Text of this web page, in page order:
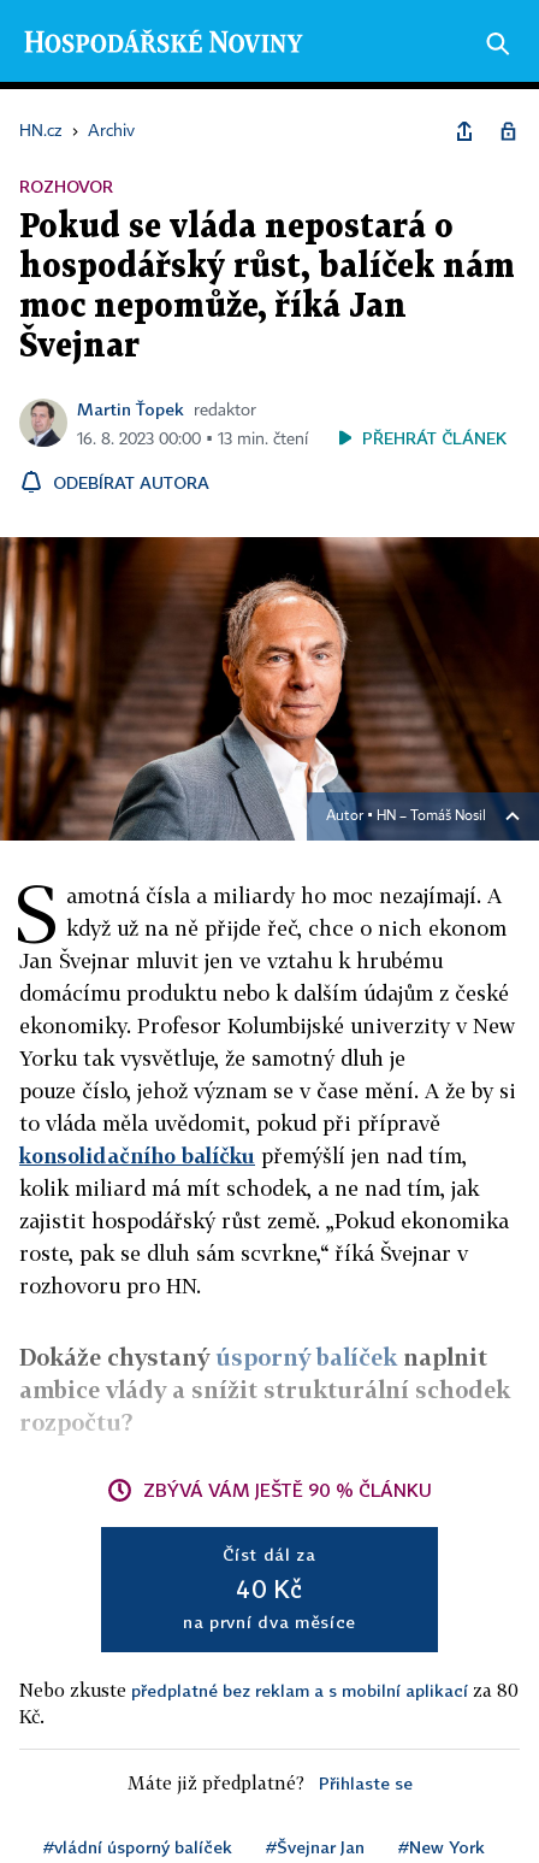
HN.cz › Archiv
ROZHOVOR
Pokud se vláda nepostará o
hospodářský růst, balíček nám
moc nepomůže, říká Jan
Švejnar
Martin Ťopek
redaktor
16. 8. 2023 00:00 ▪ 13 min. čtení
PŘEHRÁT ČLÁNEK
ODEBÍRAT AUTORA
Autor ▪ HN – Tomáš Nosil
S amotná čísla a miliardy ho moc nezajímají. A
když už na ně přijde řeč, chce o nich ekonom
Jan Švejnar mluvit jen ve vztahu k hrubému
domácímu produktu nebo k dalším údajům z české
ekonomiky. Profesor Kolumbijské univerzity v New
Yorku tak vysvětluje, že samotný dluh je
pouze číslo, jehož význam se v čase mění. A že by si
to vláda měla uvědomit, pokud při přípravě
konsolidačního balíčku přemýšlí jen nad tím,
kolik miliard má mít schodek, a ne nad tím, jak
zajistit hospodářský růst země. „Pokud ekonomika
roste, pak se dluh sám scvrkne,“ říká Švejnar v
rozhovoru pro HN.
Dokáže chystanýúsporný balíček naplnit
ambice vlády a snížit strukturální schodek
rozpočtu?
ZBÝVÁ VÁM JEŠTĚ 90 % ČLÁNKU
Číst dál za
40 Kč
na první dva měsíce
Nebo zkuste předplatné bez reklam a s mobilní aplikací za 80
Kč.
Máte již předplatné? Přihlaste se
#vládní úsporný balíček #Švejnar Jan #New York